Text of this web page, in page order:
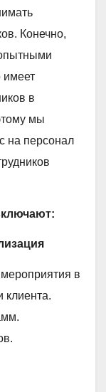
Конечно,
имеет
в
мы
на персонал
в
клиента.